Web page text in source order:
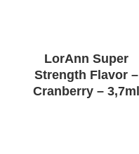
LorAnn Super
Strength Flavor –
Cranberry – 3,7ml